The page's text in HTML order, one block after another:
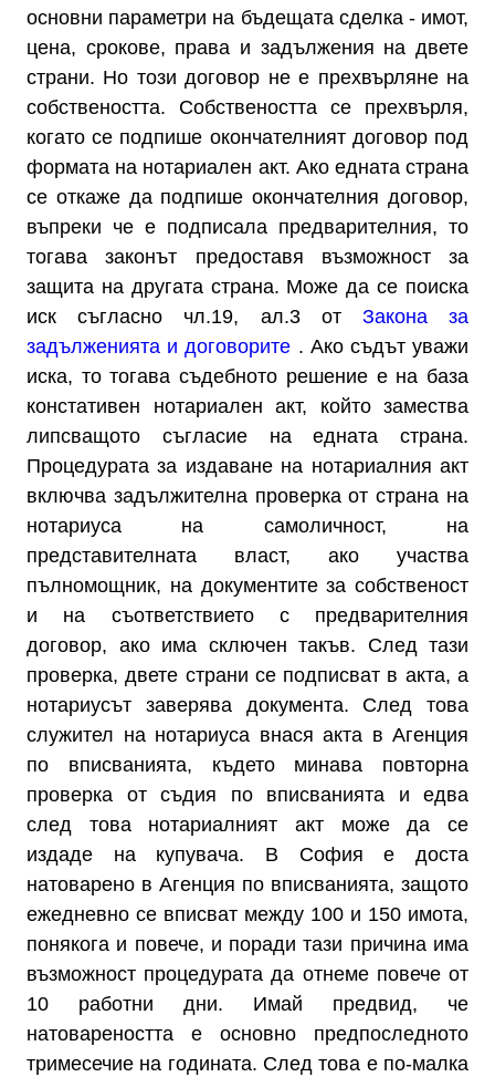
основни параметри на бъдещата сделка - имот,
цена, срокове, права и задължения на двете
страни. Но този договор не е прехвърляне на
собствеността. Собствеността се прехвърля,
когато се подпише окончателният договор под
формата на нотариален акт. Ако едната страна
се откаже да подпише окончателния договор,
въпреки че е подписала предварителния, то
тогава законът предоставя възможност за
защита на другата страна. Може да се поиска
иск съгласно чл.19, ал.3 от Закона за
задълженията и договорите . Ако съдът уважи
иска, то тогава съдебното решение е на база
констативен нотариален акт, който замества
липсващото съгласие на едната страна.
Процедурата за издаване на нотариалния акт
включва задължителна проверка от страна на
нотариуса на самоличност, на
представителната власт, ако участва
пълномощник, на документите за собственост
и на съответствието с предварителния
договор, ако има сключен такъв. След тази
проверка, двете страни се подписват в акта, а
нотариусът заверява документа. След това
служител на нотариуса внася акта в Агенция
по вписванията, където минава повторна
проверка от съдия по вписванията и едва
след това нотариалният акт може да се
издаде на купувача. В София е доста
натоварено в Агенция по вписванията, защото
ежедневно се вписват между 100 и 150 имота,
понякога и повече, и поради тази причина има
възможност процедурата да отнеме повече от
10 работни дни. Имай предвид, че
натовареността е основно предпоследното
тримесечие на годината. След това е по-малка